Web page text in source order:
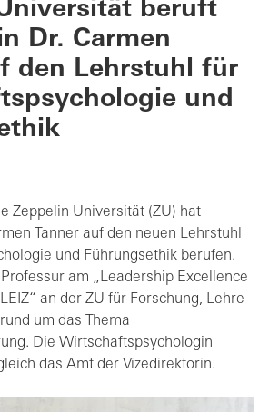
beruft
Dr. Carmen
den Lehrstuhl für
und
Zeppelin Universität (ZU) hat
Tanner auf den neuen Lehrstuhl
und Führungsethik berufen.
am „Leadership Excellence
an der ZU für Forschung, Lehre
um das Thema
Die Wirtschaftspsychologin
das Amt der Vizedirektorin.